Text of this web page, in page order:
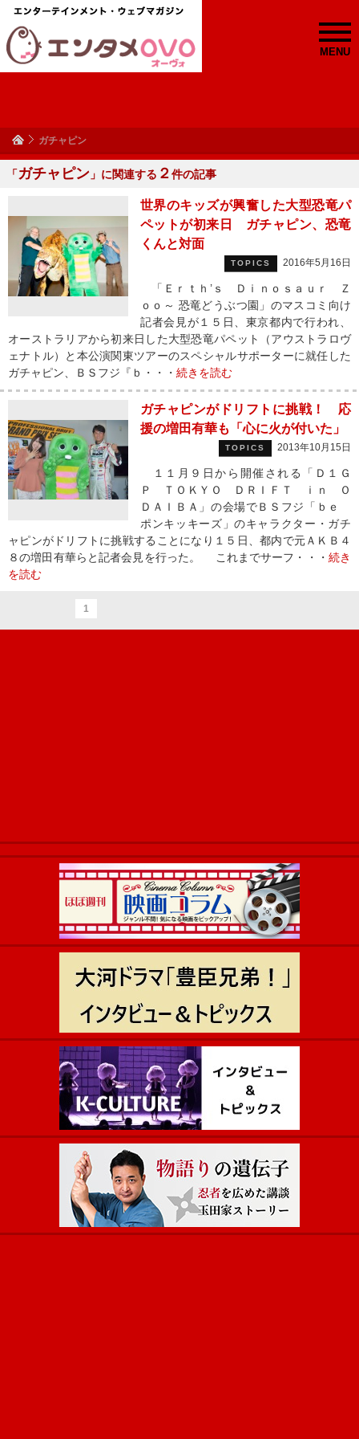
MENU
ガチャピン
「ガチャピン 」に関連する ２件の記事
世界のキッズが興奮した大型恐竜パ
ペットが初来日 ガチャピン、恐竜
くんと対面
TOPICS 2016年5月16日
「Ｅｒｔｈ’ｓ Ｄｉｎｏｓａｕｒ Ｚ
ｏｏ～ 恐竜どうぶつ園」のマスコミ向け
記者会見が１５日、東京都内で行われ、
オーストラリアから初来日した大型恐竜パペット（アウストラロヴ
ェナトル）と本公演関東ツアーのスペシャルサポーターに就任した
ガチャピン、ＢＳフジ『ｂ・・・ 続きを読む
ガチャピンがドリフトに挑戦！ 応
援の増田有華も「心に火が付いた」
TOPICS 2013年10月15日
１１月９日から開催される「Ｄ１Ｇ
Ｐ ＴＯＫＹＯ ＤＲＩＦＴ ｉｎ Ｏ
ＤＡＩＢＡ」の会場でＢＳフジ「ｂｅ
ポンキッキーズ」のキャラクター・ガチ
ャピンがドリフトに挑戦することになり１５日、都内で元ＡＫＢ４
８の増田有華らと記者会見を行った。 これまでサーフ・・・ 続き
を読む
1